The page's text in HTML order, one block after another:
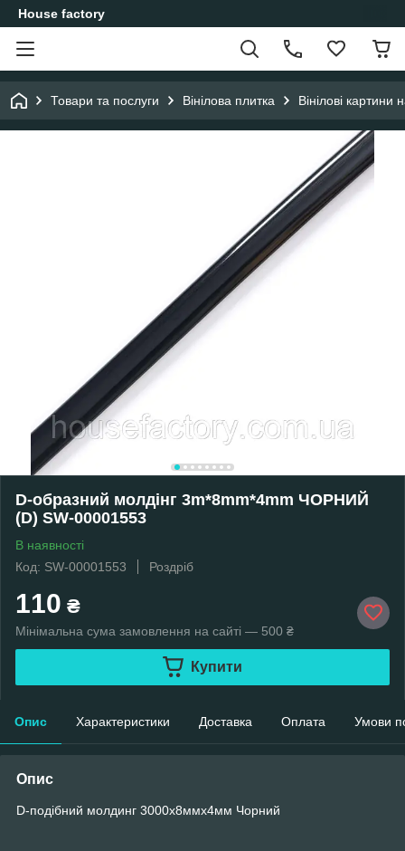
House factory
Товари та послуги Вінілова плитка Вінілові картини
D-образний молдінг 3m*8mm*4mm ЧОРНИЙ
(D) SW-00001553
В наявності
Код: SW-00001553
Роздріб
110 ₴
Мінімальна сума замовлення на сайті — 500 ₴
Купити
Опис Характеристики Доставка Оплата Умови
Опис
D-подібний молдинг 3000х8ммх4мм Чорний